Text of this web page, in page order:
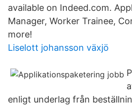
available on Indeed.com.
Manager, Worker Trainee,
more!
Liselott johansson växjö
enligt underlag från